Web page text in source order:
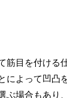
筋目を付ける
によって凹凸
ぶ場合もあり